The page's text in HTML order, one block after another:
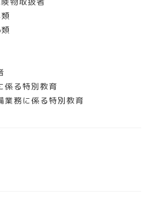
係る特別教育
業務に係る特別教育